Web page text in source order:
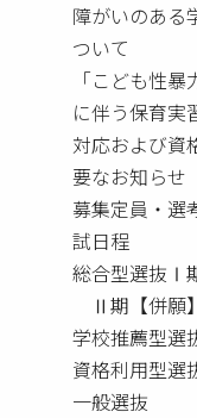
障がいのある
ついて
「こども性
に伴う保育実
対応および資
要なお知らせ
募集定員・選
試日程
総合型選抜Ⅰ
Ⅱ期【併願】
学校推薦型選
資格利用型選
一般選抜